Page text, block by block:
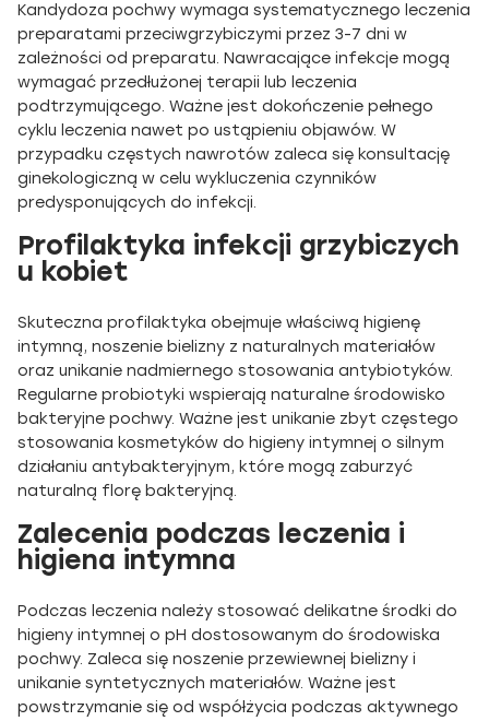
Kandydoza pochwy wymaga systematycznego leczenia
preparatami przeciwgrzybiczymi przez 3-7 dni w
zależności od preparatu. Nawracające infekcje mogą
wymagać przedłużonej terapii lub leczenia
podtrzymującego. Ważne jest dokończenie pełnego
cyklu leczenia nawet po ustąpieniu objawów. W
przypadku częstych nawrotów zaleca się konsultację
ginekologiczną w celu wykluczenia czynników
predysponujących do infekcji.
Profilaktyka infekcji grzybiczych
u kobiet
Skuteczna profilaktyka obejmuje właściwą higienę
intymną, noszenie bielizny z naturalnych materiałów
oraz unikanie nadmiernego stosowania antybiotyków.
Regularne probiotyki wspierają naturalne środowisko
bakteryjne pochwy. Ważne jest unikanie zbyt częstego
stosowania kosmetyków do higieny intymnej o silnym
działaniu antybakteryjnym, które mogą zaburzyć
naturalną florę bakteryjną.
Zalecenia podczas leczenia i
higiena intymna
Podczas leczenia należy stosować delikatne środki do
higieny intymnej o pH dostosowanym do środowiska
pochwy. Zaleca się noszenie przewiewnej bielizny i
unikanie syntetycznych materiałów. Ważne jest
powstrzymanie się od współżycia podczas aktywnego